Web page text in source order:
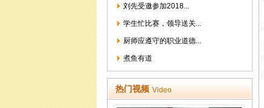
刘先受邀参加2018...
学生忙比赛，领导送关...
厨师应遵守的职业道德...
煮鱼有道
热门视频 Video